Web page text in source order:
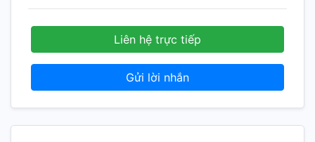
Liên hệ trực tiếp
Gửi lời nhắn